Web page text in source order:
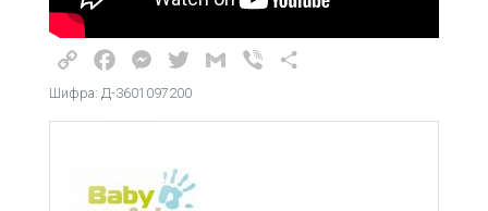
Copy
Link
FacebookMessenger
TwitterGmail Viber
Шифра: Д-3601097200